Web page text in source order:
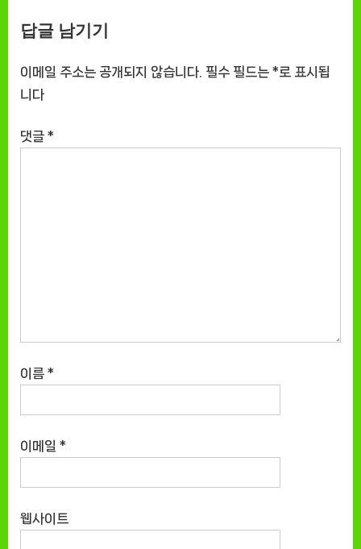
답글 남기기
이메일 주소는 공개되지 않습니다. 필수 필드는 *로 표시됩
니다
댓글 *
이름 *
이메일 *
웹사이트